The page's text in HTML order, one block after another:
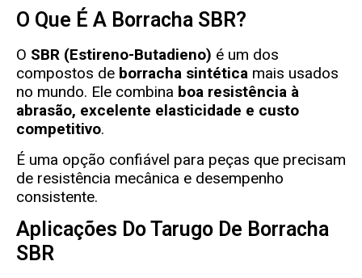
O Que É A Borracha SBR?
O SBR (Estireno-Butadieno) é um dos
compostos de borracha sintética mais usados
no mundo. Ele combina boa resistência à
abrasão, excelente elasticidade e custo
competitivo.
É uma opção confiável para peças que precisam
de resistência mecânica e desempenho
consistente.
Aplicações Do Tarugo De Borracha
SBR